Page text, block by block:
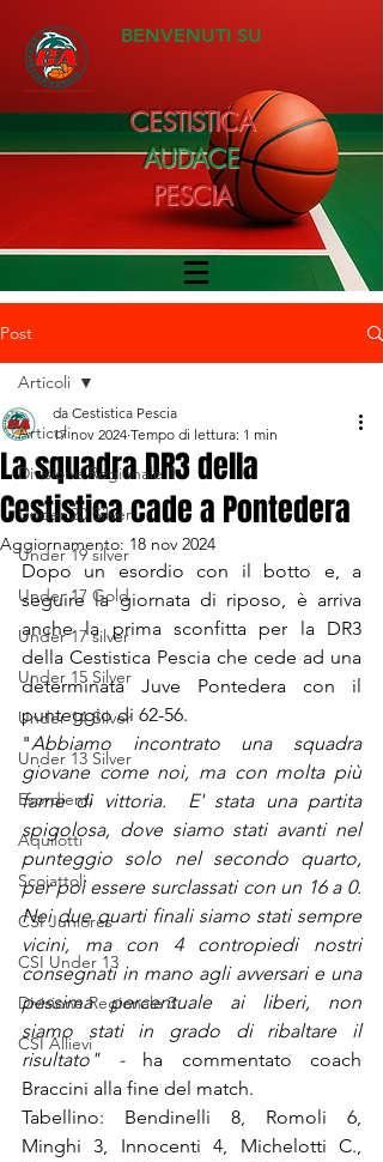
BENVENUTI SU
CESTISTICA
AUDACE
PESCIA
Post
Articoli
Divisione Regionale 1
Under 20 Silver
Under 19 silver
Under 17 Gold
Under 17 silver
Under 15 Silver
Under 14 Silver
Under 13 Silver
Esordienti
Aquilotti
Scoiattoli
CSI Juniores
CSI Under 13
Divisione Regionale 3
CSI Allievi
Articoli
La squadra DR3 della
Cestistica cade a Pontedera
da Cestistica Pescia
17 nov 2024 Tempo di lettura: 1 min
Aggiornamento: 18 nov 2024
Dopo un esordio con il botto e, a
seguire la giornata di riposo, è arriva
anche la prima sconfitta per la DR3
della Cestistica Pescia che cede ad una
determinata Juve Pontedera con il
punteggio di 62-56.
"Abbiamo incontrato una squadra
giovane come noi, ma con molta più
fame di vittoria.
E' stata una partita
spigolosa, dove siamo stati avanti nel
punteggio solo nel secondo quarto,
per poi essere surclassati con un 16 a 0.
Nei due quarti finali siamo stati sempre
vicini, ma con 4 contropiedi nostri
consegnati in mano agli avversari e una
pessima percentuale ai liberi, non
siamo stati in grado di ribaltare il
risultato" - ha commentato coach
Braccini alla fine del match.
Tabellino: Bendinelli 8, Romoli 6,
Minghi 3, Innocenti 4, Michelotti C.,